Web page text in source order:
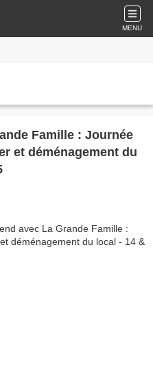
MENU
Famille : Journée
et déménagement du